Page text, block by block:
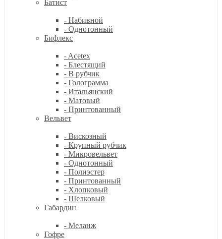
Батист
- Набивной
- Однотонный
Бифлекс
- Acetex
- Блестящий
- В рубчик
- Голограмма
- Итальянский
- Матовый
- Принтованный
Вельвет
- Вискозный
- Крупный рубчик
- Микровельвет
- Однотонный
- Полиэстер
- Принтованный
- Хлопковый
- Шелковый
Габардин
- Меланж
Гофре